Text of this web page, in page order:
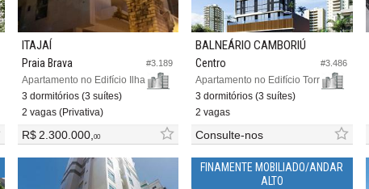
#3.189
ITAJAÍ
Praia Brava
Apartamento no Edifício Ilha de Maui
3 dormitórios (3 suítes)
2 vagas (Privativa)
R$ 2.300.000,00
#3.486
BALNEÁRIO CAMBORIÚ
Centro
Apartamento no Edifício Torre D`aquino
3 dormitórios (3 suítes)
2 vagas
Consulte-nos
FINAMENTE MOBILIADO/ANDAR
ALTO